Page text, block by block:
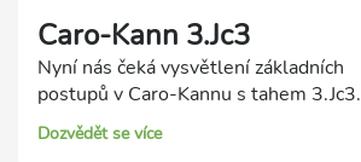
Caro-Kann 3.Jc3
Nyní nás čeká vysvětlení základních
postupů v Caro-Kannu s tahem 3.Jc3.
Černý pak má více možností, my se
zaměříme na Londýnskou variantu
Dozvědět se více